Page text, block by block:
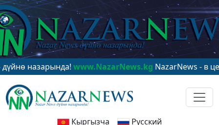
www.NazarNews.kgNazarNews - в центре
Кыргызча Русский